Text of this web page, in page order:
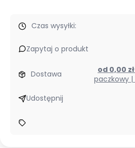
Czas wysyłki:
Zapytaj o produkt
Dostawa od 0,00 zł
Udostępnij